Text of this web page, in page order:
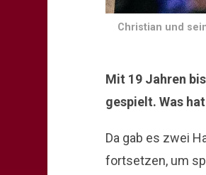
Christian und
Mit 19 Jahren
gespielt. Was
Da gab es zwei
fortsetzen, um